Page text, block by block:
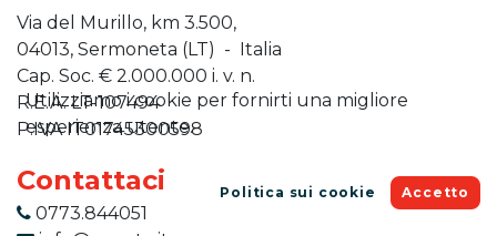
Via del Murillo, km 3.500,
04013, Sermoneta (LT) - Italia
Cap. Soc. € 2.000.000 i. v. n.
R.E.A. LT-107494
P.IVA IT01745300598
Contattaci
0773.844051
Utilizziamo i cookie per fornirti una migliore
esperienza utente.
Politica sui cookie Accetto